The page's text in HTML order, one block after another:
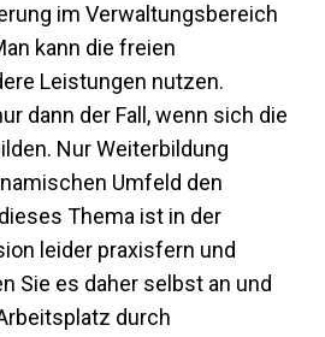
im Verwaltungsbereich
kann die freien
Leistungen nutzen.
dann der Fall, wenn sich die
Nur Weiterbildung
Umfeld den
Thema ist in der
leider praxisfern und
Sie es daher selbst an und
durch